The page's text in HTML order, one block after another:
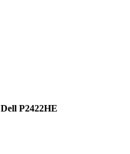
Dell P2422HE